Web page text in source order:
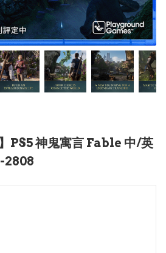
PS5 神鬼寓言 Fable 中/英
2808